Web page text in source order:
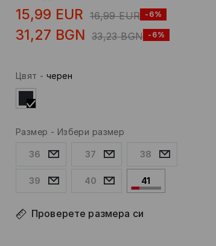
15,99 EUR 16,99 EUR -6%
31,27 BGN 33,23 BGN -6%
Цвят - черeн
Размер - Избери размер
36 37 38
39 40 41
Проверете размера си